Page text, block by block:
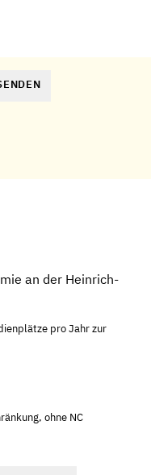
an der Heinrich-
pro Jahr zur
ohne NC